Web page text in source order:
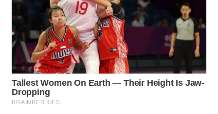
BEKASI
WN
BOGOR
WN
DEPOK